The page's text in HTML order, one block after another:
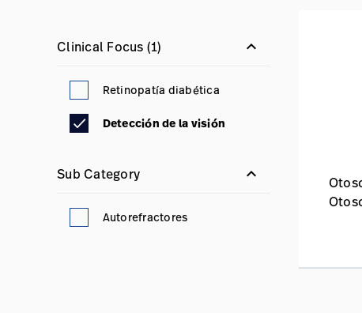
Clinical Focus (1) keyboard_arrow_down
Retinopatía diabética
Detección de la visión
Sub Category keyboard_arrow_down
Autorefractores